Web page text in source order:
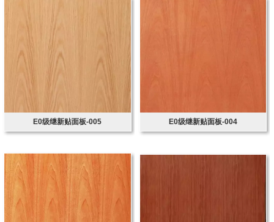
E0级继新贴面板-005 E0级继新贴面板-004